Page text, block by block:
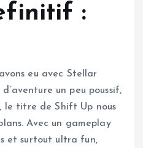
:
eu avec Stellar
un peu poussif,
le titre de Shift Up nous
Avec un gameplay
et surtout ultra fun,